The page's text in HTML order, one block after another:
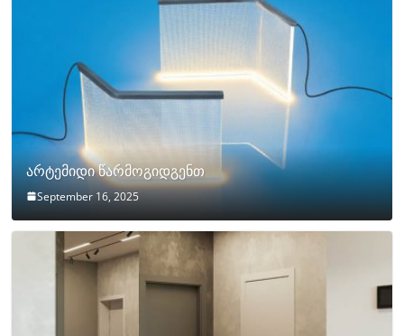
არტემიდი წარმოგიდგენთ
September 16, 2025